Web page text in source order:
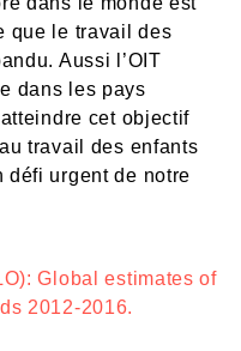
que le travail des
Aussi l’OIT
dans les pays
cet objectif
travail des enfants
défi urgent de notre
Global estimates of
2012-2016.